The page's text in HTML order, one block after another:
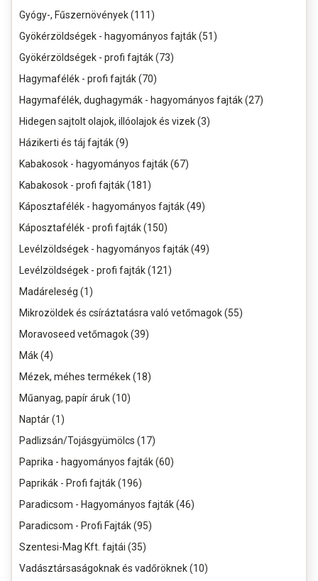
Gyógy-, Fűszernövények (111)
Gyökérzöldségek - hagyományos fajták (51)
Gyökérzöldségek - profi fajták (73)
Hagymafélék - profi fajták (70)
Hagymafélék, dughagymák - hagyományos fajták (27)
Hidegen sajtolt olajok, illóolajok és vizek (3)
Házikerti és táj fajták (9)
Kabakosok - hagyományos fajták (67)
Kabakosok - profi fajták (181)
Káposztafélék - hagyományos fajták (49)
Káposztafélék - profi fajták (150)
Levélzöldségek - hagyományos fajták (49)
Levélzöldségek - profi fajták (121)
Madáreleség (1)
Mikrozöldek és csíráztatásra való vetőmagok (55)
Moravoseed vetőmagok (39)
Mák (4)
Mézek, méhes termékek (18)
Műanyag, papír áruk (10)
Naptár (1)
Padlizsán/Tojásgyümölcs (17)
Paprika - hagyományos fajták (60)
Paprikák - Profi fajták (196)
Paradicsom - Hagyományos fajták (46)
Paradicsom - Profi Fajták (95)
Szentesi-Mag Kft. fajtái (35)
Vadásztársaságoknak és vadőröknek (10)